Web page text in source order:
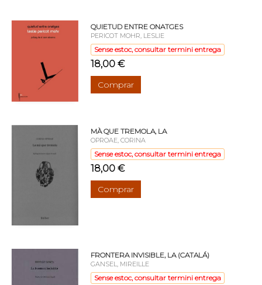
QUIETUD ENTRE ONATGES
PERICOT MOHR, LESLIE
Sense estoc, consultar termini entrega
18,00 €
Comprar
MÀ QUE TREMOLA, LA
OPROAE, CORINA
Sense estoc, consultar termini entrega
18,00 €
Comprar
FRONTERA INVISIBLE, LA (CATALÁ)
GANSEL, MIREILLE
Sense estoc, consultar termini entrega